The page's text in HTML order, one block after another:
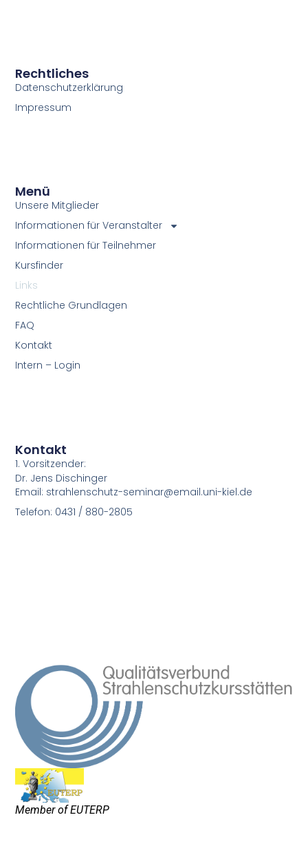
Member of EUTERP
Rechtliches
Datenschutzerklärung
Impressum
Menü
Unsere Mitglieder
Informationen für Veranstalter
Informationen für Teilnehmer
Kursfinder
Links
Rechtliche Grundlagen
FAQ
Kontakt
Intern – Login
Kontakt
1. Vorsitzender:
Dr. Jens Dischinger
Email: strahlenschutz-seminar@email.uni-kiel.de
Telefon: 0431 / 880-2805